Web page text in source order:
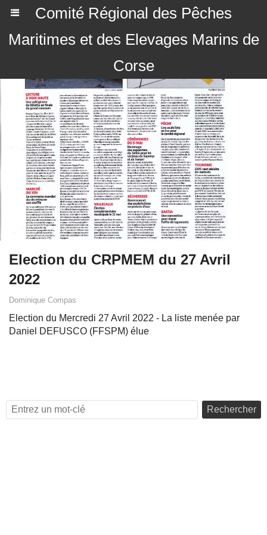
Comité Régional des Pêches
Maritimes et des Elevages Marins de
Corse
Election du CRPMEM du 27 Avril
2022
Dominique Compas
Election du Mercredi 27 Avril 2022 - La liste menée par
Daniel DEFUSCO (FFSPM) élue
Rechercher